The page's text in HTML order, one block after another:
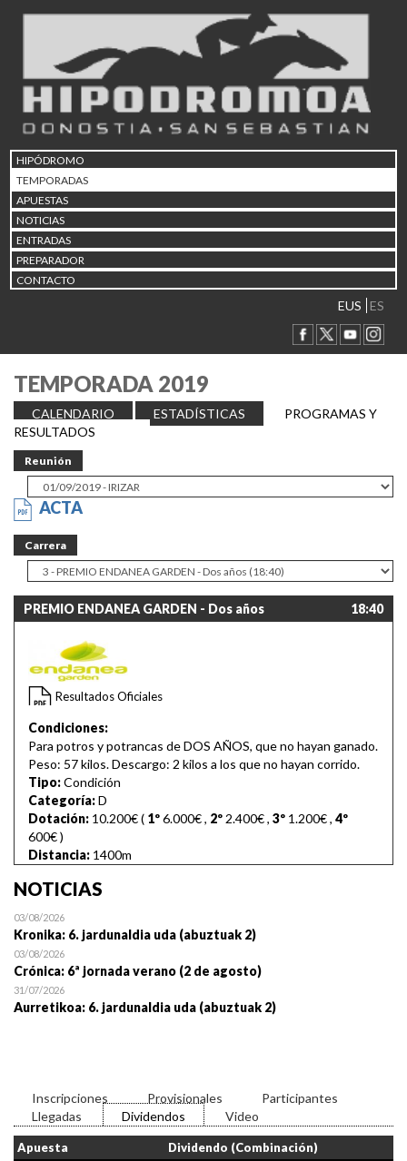
HIPÓDROMO
TEMPORADAS
APUESTAS
NOTICIAS
ENTRADAS
PREPARADOR
CONTACTO
EUS ES
TEMPORADA 2019
CALENDARIO ESTADÍSTICAS
PROGRAMAS Y
RESULTADOS
Reunión
ACTA
Carrera
PREMIO ENDANEA GARDEN - Dos años 18:40
Resultados Oficiales
Condiciones:
Para potros y potrancas de DOS AÑOS, que no hayan ganado.
Peso: 57 kilos. Descargo: 2 kilos a los que no hayan corrido.
Tipo:Condición
Categoría:D
Dotación: 10.200€ ( 1º6.000€, 2º 2.400€, 3º 1.200€, 4º
600€)
Distancia: 1400m
NOTICIAS
03/08/2026
Kronika: 6. jardunaldia uda (abuztuak 2)
03/08/2026
Crónica: 6ª jornada verano (2 de agosto)
31/07/2026
Aurretikoa: 6. jardunaldia uda (abuztuak 2)
Inscripciones Provisionales
Participantes
Llegadas
Dividendos Video
Apuesta
Dividendo (Combinación)